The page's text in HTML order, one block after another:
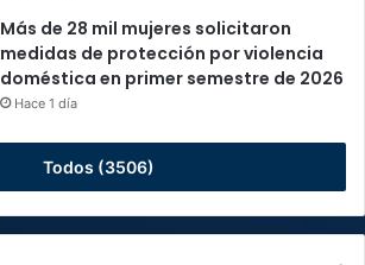
Más de 28 mil mujeres solicitaron
medidas de protección por violencia
doméstica en primer semestre de 2026
Hace 1 día
Todos (3506)